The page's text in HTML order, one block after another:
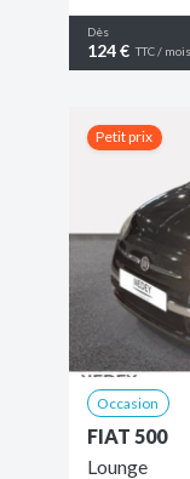
Dès
124 € TTC / mois
Petit prix
Occasion
FIAT 500
Lounge